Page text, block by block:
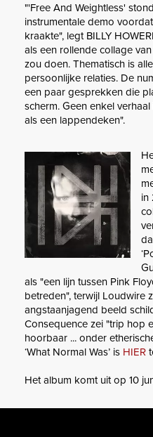
"'Free And Weightless'
instrumentale demo
kraakte", legt BILLY
als een rollende collage
zou doen. Thematisch is
persoonlijke relaties. De
een paar gesprekken die
scherm. Geen enkel
als een lappendeken".
in
als "een lijn tussen Pink
betreden", terwijl Loudwire
angstaanjagend beeld
Consequence zei "trip hop
hoorbaar ... onder
‘What Normal Was’ is HIER
Het album komt uit op 10